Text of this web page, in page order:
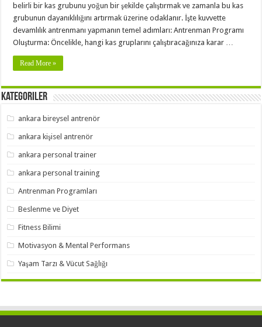
belirli bir kas grubunu yoğun bir şekilde çalıştırmak ve zamanla bu kas
grubunun dayanıklılığını artırmak üzerine odaklanır. İşte kuvvette
devamlılık antrenmanı yapmanın temel adımları: Antrenman Programı
Oluşturma: Öncelikle, hangi kas gruplarını çalıştıracağınıza karar …
Read More »
Kategoriler
ankara bireysel antrenör
ankara kişisel antrenör
ankara personal trainer
ankara personal training
Antrenman Programları
Beslenme ve Diyet
Fitness Bilimi
Motivasyon & Mental Performans
Yaşam Tarzı & Vücut Sağlığı